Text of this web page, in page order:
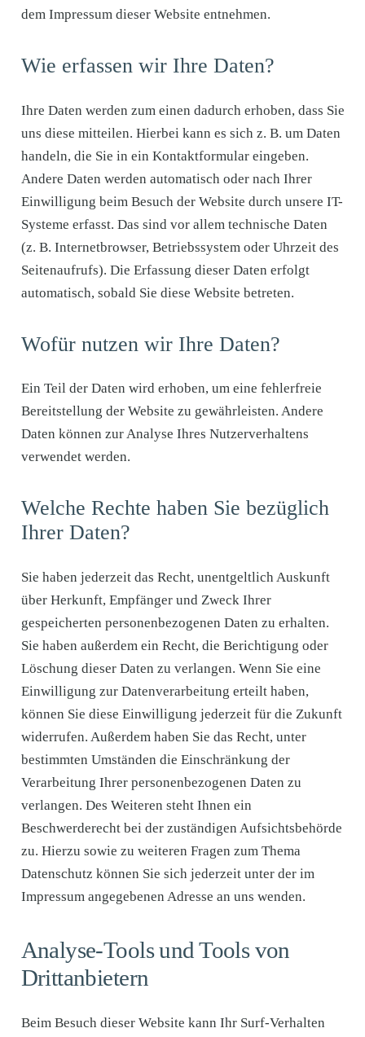
dem Impressum dieser Website entnehmen.
Wie erfassen wir Ihre Daten?
Ihre Daten werden zum einen dadurch erhoben, dass Sie
uns diese mitteilen. Hierbei kann es sich z. B. um Daten
handeln, die Sie in ein Kontaktformular eingeben.
Andere Daten werden automatisch oder nach Ihrer
Einwilligung beim Besuch der Website durch unsere IT-
Systeme erfasst. Das sind vor allem technische Daten
(z. B. Internetbrowser, Betriebssystem oder Uhrzeit des
Seitenaufrufs). Die Erfassung dieser Daten erfolgt
automatisch, sobald Sie diese Website betreten.
Wofür nutzen wir Ihre Daten?
Ein Teil der Daten wird erhoben, um eine fehlerfreie
Bereitstellung der Website zu gewährleisten. Andere
Daten können zur Analyse Ihres Nutzerverhaltens
verwendet werden.
Welche Rechte haben Sie bezüglich
Ihrer Daten?
Sie haben jederzeit das Recht, unentgeltlich Auskunft
über Herkunft, Empfänger und Zweck Ihrer
gespeicherten personenbezogenen Daten zu erhalten.
Sie haben außerdem ein Recht, die Berichtigung oder
Löschung dieser Daten zu verlangen. Wenn Sie eine
Einwilligung zur Datenverarbeitung erteilt haben,
können Sie diese Einwilligung jederzeit für die Zukunft
widerrufen. Außerdem haben Sie das Recht, unter
bestimmten Umständen die Einschränkung der
Verarbeitung Ihrer personenbezogenen Daten zu
verlangen. Des Weiteren steht Ihnen ein
Beschwerderecht bei der zuständigen Aufsichtsbehörde
zu. Hierzu sowie zu weiteren Fragen zum Thema
Datenschutz können Sie sich jederzeit unter der im
Impressum angegebenen Adresse an uns wenden.
Analyse-Tools und Tools von
Dritt­anbietern
Beim Besuch dieser Website kann Ihr Surf-Verhalten